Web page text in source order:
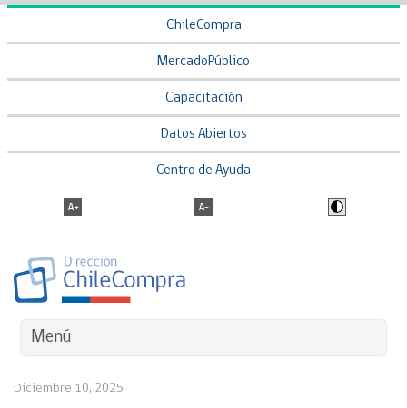
ChileCompra
MercadoPúblico
Capacitación
Datos Abiertos
Centro de Ayuda
Menú
Diciembre 10, 2025